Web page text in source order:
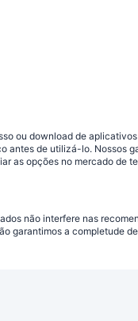
ou download de
de utilizá-lo. Nossos
as opções no mercado de
não interfere nas
garantimos a completude